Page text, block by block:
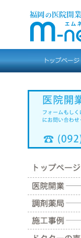
トップページ
医院開業
調剤薬局
施工事例